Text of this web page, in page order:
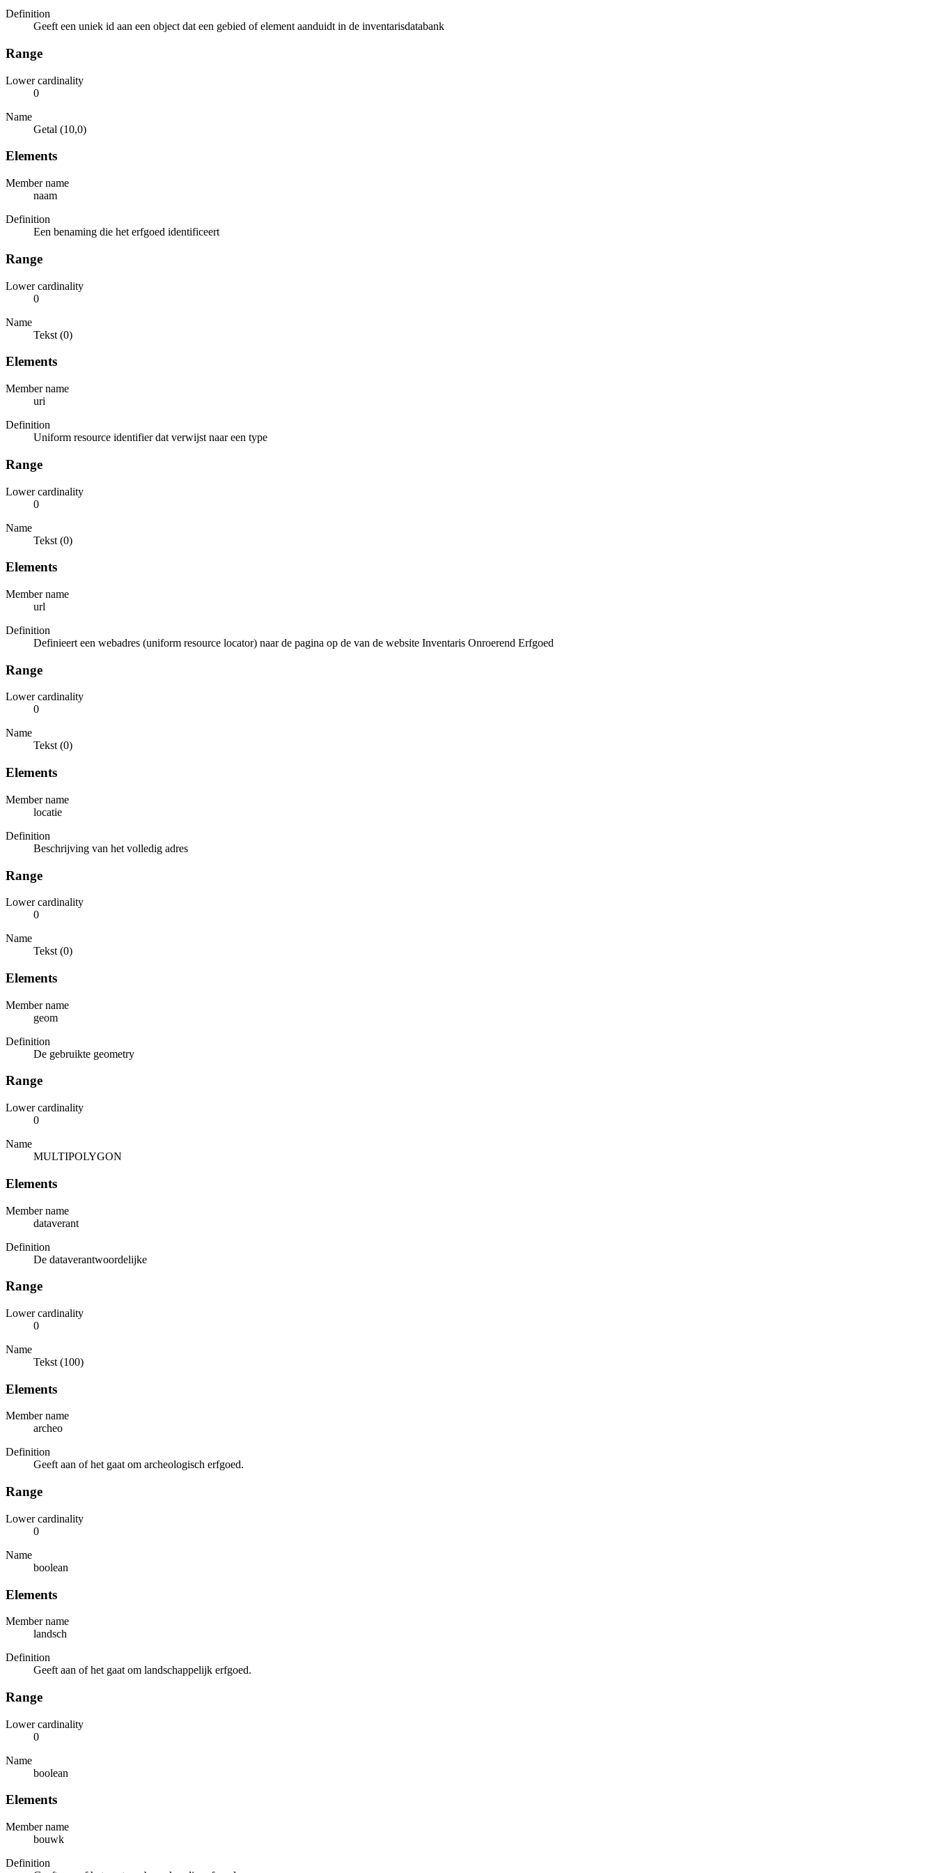
Definition
Geeft een uniek id aan een object dat een gebied of element aanduidt in de inventarisdatabank
Range
Lower cardinality
0
Name
Getal (10,0)
Elements
Member name
naam
Definition
Een benaming die het erfgoed identificeert
Range
Lower cardinality
0
Name
Tekst (0)
Elements
Member name
uri
Definition
Uniform resource identifier dat verwijst naar een type
Range
Lower cardinality
0
Name
Tekst (0)
Elements
Member name
url
Definition
Definieert een webadres (uniform resource locator) naar de pagina op de van de website Inventaris Onroerend Erfgoed
Range
Lower cardinality
0
Name
Tekst (0)
Elements
Member name
locatie
Definition
Beschrijving van het volledig adres
Range
Lower cardinality
0
Name
Tekst (0)
Elements
Member name
geom
Definition
De gebruikte geometry
Range
Lower cardinality
0
Name
MULTIPOLYGON
Elements
Member name
dataverant
Definition
De dataverantwoordelijke
Range
Lower cardinality
0
Name
Tekst (100)
Elements
Member name
archeo
Definition
Geeft aan of het gaat om archeologisch erfgoed.
Range
Lower cardinality
0
Name
boolean
Elements
Member name
landsch
Definition
Geeft aan of het gaat om landschappelijk erfgoed.
Range
Lower cardinality
0
Name
boolean
Elements
Member name
bouwk
Definition